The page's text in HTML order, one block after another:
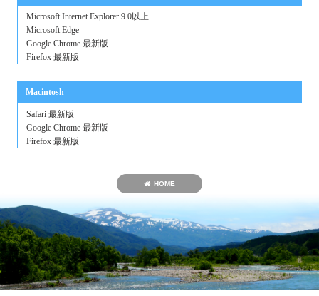
Microsoft Internet Explorer 9.0以上
Microsoft Edge
Google Chrome 最新版
Firefox 最新版
Macintosh
Safari 最新版
Google Chrome 最新版
Firefox 最新版
HOME